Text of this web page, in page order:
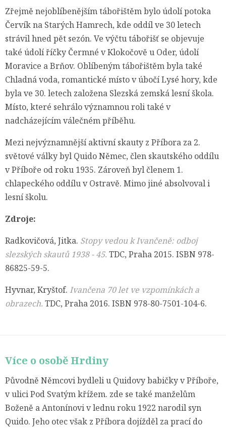
Zřejmě nejoblíbenějším tábořištěm bylo údolí potoka
Červík na Starých Hamrech, kde oddíl ve 30 letech
strávil hned pět sezón. Ve výčtu tábořišť se objevuje
také údolí říčky Čermné v Klokočově u Oder, údolí
Moravice a Brňov. Oblíbeným tábořištěm byla také
Chladná voda, romantické místo v úbočí Lysé hory, kde
byla ve 30. letech založena Slezská zemská lesní škola.
Místo, které sehrálo významnou roli také v
nadcházejícím válečném příběhu.
Mezi nejvýznamnější aktivní skauty z Příbora za 2.
světové války byl Quido Němec, člen skautského oddílu
v Příboře od roku 1935. Zároveň byl členem 1.
chlapeckého oddílu v Ostravě. Mimo jiné absolvoval i
lesní školu.
Zdroje:
Radkovičová, Jitka. Stopy vedou k Ivančeně: odboj
slezských skautů 1938 - 45. TDC, Praha 2015. ISBN 978-
86825-59-5.
Hyvnar, Kryštof. Ivančena 70 let ve vzpomínkách a
obrazech. TDC, Praha 2016. ISBN 978-80-7501-104-6.
Více o osobě Hrdiny
Původně Němcovi bydleli u Quidovy babičky v Příboře,
v ulici Pod Svatým křížem. zde se také manželům
Boženě a Antonínovi v lednu roku 1922 narodil syn
Quido. Jeho otec však z Příbora dojížděl za prací do